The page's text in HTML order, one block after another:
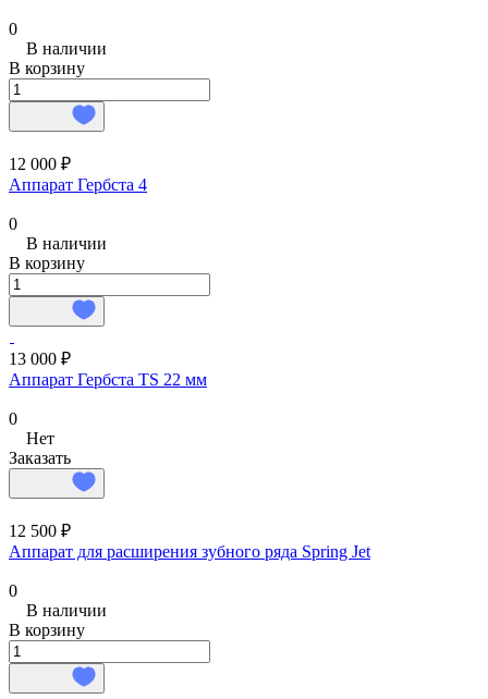
0
В наличии
В корзину
12 000 ₽
Аппарат Гербста 4
0
В наличии
В корзину
13 000 ₽
Аппарат Гербста TS 22 мм
0
Нет
Заказать
12 500 ₽
Аппарат для расширения зубного ряда Spring Jet
0
В наличии
В корзину